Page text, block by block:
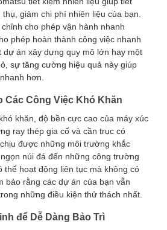
giảm chi phí nhiên liệu của bạn.
cho phép vận hành nhanh
phép hoàn thành công việc nhanh
dự án xây dựng quy mô lớn hay một
sự tăng cường hiệu quả này giúp
hơn.
Các Công Việc Khó Khăn
khăn, độ bền cực cao của máy xúc
ray thép gia cố và cần trục có
được những môi trường khắc
núi đá đến những công trường
thể hoạt động liên tục mà không có
bảo rằng các dự án của bạn vẫn
những điều kiện thử thách nhất.
để Dễ Dàng Bảo Trì